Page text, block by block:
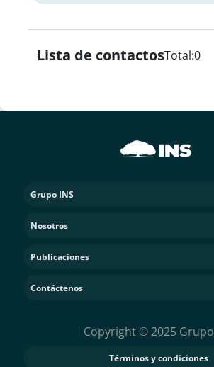
Lista de contactosTotal:0
Grupo INS
Nosotros
Publicaciones
Contáctenos
Copyright © 2025 Grupo
Términos y condiciones